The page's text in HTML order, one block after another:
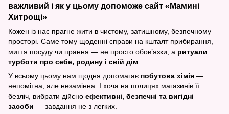
важливий і як у цьому допоможе сайт «Мамині
Хитрощі»
Кожен із нас прагне жити в чистому, затишному, безпечному
просторі. Саме тому щоденні справи на кшталт прибирання,
миття посуду чи прання — не просто обов’язки, а ритуали
турботи про себе, родину і свій дім
У всьому цьому нам щодня допомагає побутова хімія —
непомітна, але незамінна. І хоча на полицях магазинів її
безліч, вибрати дійсно ефективні, безпечні та вигідні
засоби — завдання не з легких.